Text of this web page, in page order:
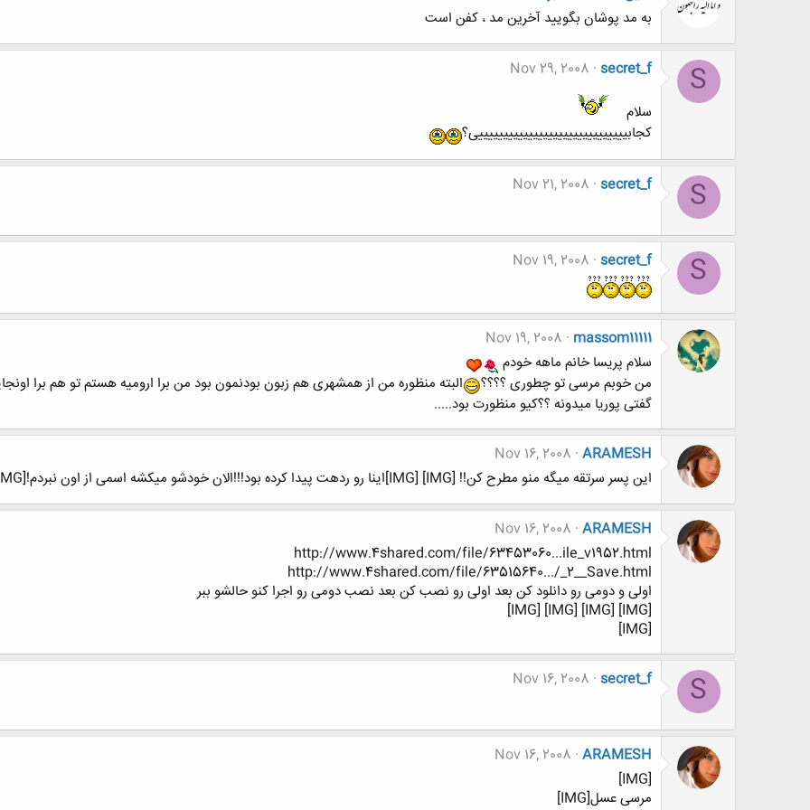
به مد پوشان بگوييد آخرين مد ، كفن است
S
secret_f
Nov 29, 2008
سلام
کجابییییییییییییییییییییییییییییییی؟
S
secret_f
Nov 21, 2008
S
secret_f
Nov 19, 2008
massom11111
Nov 19, 2008
سلام پریسا خانم ماهه خودم
من خوبم مرسی تو چطوری ؟؟؟؟
البته منظوره من از همشهری هم زبون بودنمون بود من برا ارومیه هستم تو هم برا
گفتی پوریا میدونه ؟؟کیو منظورت بود.....
ARAMESH
Nov 16, 2008
این پسر سرتقه میگه منو مطرح کن!! [IMG] [IMG]اینا رو ردهت پیدا کرده بود!!!الان خودشو میکشه اسمی از اون نبردم![IMG]
ARAMESH
Nov 16, 2008
http://www.4shared.com/file/63453060...ile_v1952.html
http://www.4shared.com/file/63515640.../_2__Save.html
اولی و دومی رو دانلود کن بعد اولی رو نصب کن بعد نصب دومی رو اجرا کنو حالشو ببر
[IMG] [IMG] [IMG] [IMG]
[IMG]
S
secret_f
Nov 16, 2008
ARAMESH
Nov 16, 2008
[IMG]
مرسی عسل[IMG]